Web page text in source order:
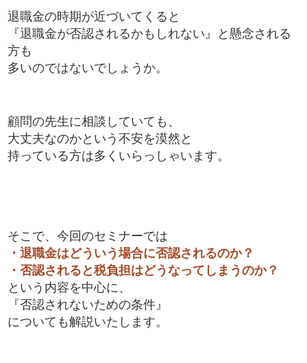
退職金の時期が近づいてくると
『退職金が否認されるかもしれない』と懸念される
方も
多いのではないでしょうか。
顧問の先生に相談していても、
大丈夫なのかという不安を漠然と
持っている方は多くいらっしゃいます。
そこで、今回のセミナーでは
・退職金はどういう場合に否認されるのか？
・否認されると税負担はどうなってしまうのか？
という内容を中心に、
『否認されないための条件』
についても解説いたします。